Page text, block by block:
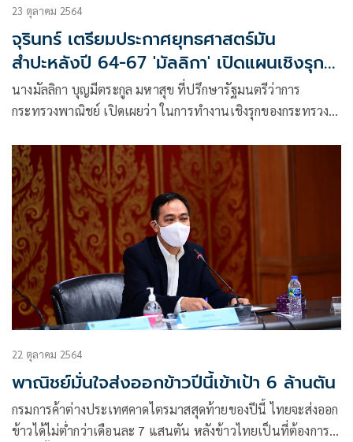
23 ตุลาคม 2564
จุรินทร์ เตรียมประกาศยุทธศาสตร์มัน
สำปะหลังปี 64-67 'มัลลิกา' เปิดแผนเชิงรุก-
บุกตลาดต่างประเทศ
นางมัลลิกา บุญมีตระกูล มหาสุข ที่ปรึกษารัฐมนตรีว่าการ
กระทรวงพาณิชย์ เปิดเผยว่า ในการทำงานเชิงรุกของกระทรวง
22 ตุลาคม 2564
พาณิชย์มั่นใจส่งออกข้าวปีนี้เข้าเป้า 6 ล้านตัน
กรมการค้าต่างประเทศคาดไตรมาสสุดท้ายของปีนี้ ไทยจะส่งออก
ข้าวได้ไม่ต่ำกว่าเดือนละ 7 แสนตัน หลังข้าวไทยเป็นที่ต้องการ